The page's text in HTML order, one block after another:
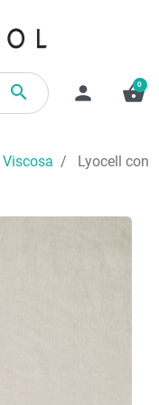
 person shopping_basket
0
Viscosa Lyocell con